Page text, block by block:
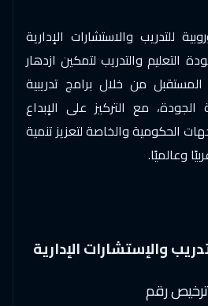
للتدريب والاستشارات الإدارية
التعليم والتدريب لتمكين ازدهار
من خلال برامج تدريبية
مع التركيز على الإبداع
الحكومية والخاصة لتعزيز تنمية
وعالميًا.
والإستشارات الإدارية
ترخيص رقم